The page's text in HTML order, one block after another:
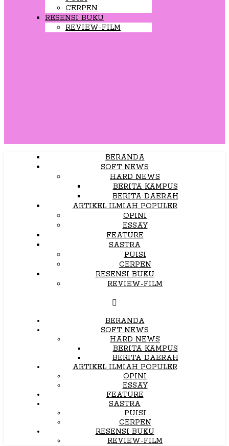
CERPEN
RESENSI BUKU
REVIEW-FILM
BERANDA
SOFT NEWS
HARD NEWS
BERITA KAMPUS
BERITA DAERAH
ARTIKEL ILMIAH POPULER
OPINI
ESSAY
FEATURE
SASTRA
PUISI
CERPEN
RESENSI BUKU
REVIEW-FILM
BERANDA
SOFT NEWS
HARD NEWS
BERITA KAMPUS
BERITA DAERAH
ARTIKEL ILMIAH POPULER
OPINI
ESSAY
FEATURE
SASTRA
PUISI
CERPEN
RESENSI BUKU
REVIEW-FILM